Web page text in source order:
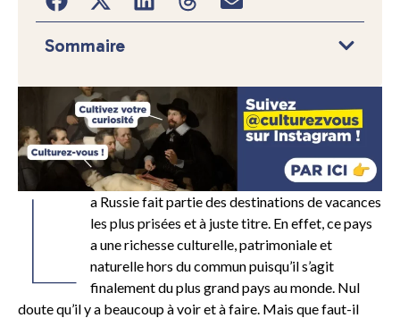
L
a Russie fait partie des destinations de vacances
les plus prisées et à juste titre. En effet, ce pays
a une richesse culturelle, patrimoniale et
naturelle hors du commun puisqu’il s’agit
finalement du plus grand pays au monde. Nul
doute qu’il y a beaucoup à voir et à faire. Mais que faut-il
Sommaire